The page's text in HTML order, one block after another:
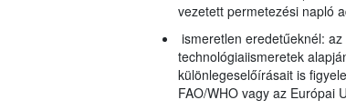
vezetett permetezési napló
ismeretlen eredetűeknél:
technológiaiismeretek
különlegeselőírásait is
FAO/WHO vagy az Európai